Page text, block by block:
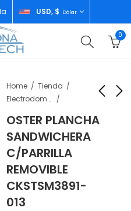
USD, $ Dólar
0
Home
Tienda
Electrodomésticos
OSTER PLANCHA
SANDWICHERA
C/PARRILLA
REMOVIBLE
CKSTSM3891-
013
KIT DE
ACOPLAMENTO
BLSTAC-KIT-011
$5,00
6GB/128GB BLACK
$186,00